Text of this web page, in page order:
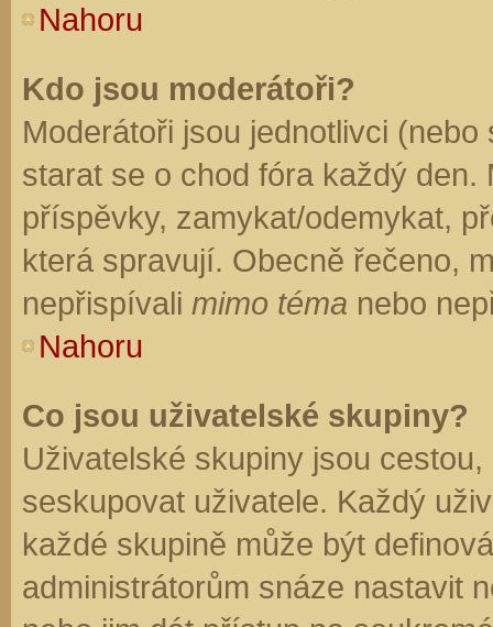
Nahoru
Kdo jsou moderátoři?
Moderátoři jsou jednotlivci
starat se o chod fóra každý
příspěvky, zamykat/odemykat,
která spravují. Obecně řečeno,
nepřispívali mimo téma nebo
Nahoru
Co jsou uživatelské skupiny?
Uživatelské skupiny jsou
seskupovat uživatele. Každý
každé skupině může být
administrátorům snáze nastavit